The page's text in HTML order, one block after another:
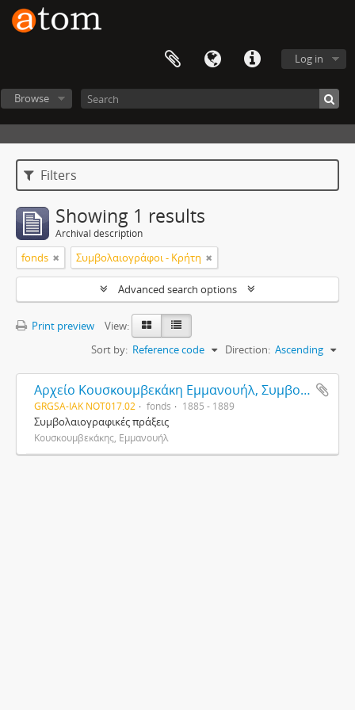
Log in
Browse
Filters
Showing 1 results
Archival description
fonds Συμβολαιογράφοι - Κρήτη
Advanced search options
Print preview
View:
Sort by: Reference code Direction: Ascending
Αρχείο Κουσκουμβεκάκη Εμμανουήλ, Συμβολαιογράφου
GRGSA-IAK NOT017.02 fonds 1885 - 1889
Συμβολαιογραφικές πράξεις
Κουσκουμβεκάκης, Εμμανουήλ